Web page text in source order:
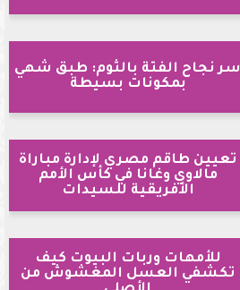
سر نجاح الفتة بالثوم: طبق شهي
بمكونات بسيطة
تعيين طاقم مصري لإدارة مباراة
مالاوي وغانا في كأس الأمم
الأفريقية للسيدات
للأمهات وربات البيوت كيف
تكشفي العسل المغشوش من